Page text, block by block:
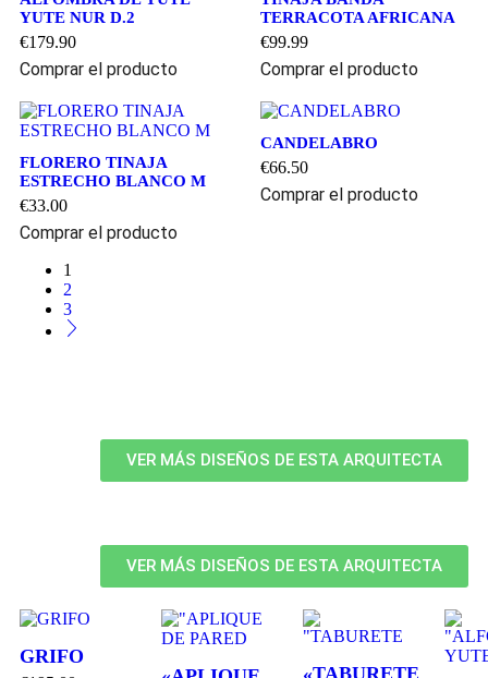
YUTE NUR D.2
€179.90
Comprar el producto
TERRACOTA AFRICANA
€99.99
Comprar el producto
FLORERO TINAJA
ESTRECHO BLANCO M
€33.00
Comprar el producto
CANDELABRO
€66.50
Comprar el producto
1
2
3
VER MÁS DISEÑOS DE ESTA ARQUITECTA
VER MÁS DISEÑOS DE ESTA ARQUITECTA
GRIFO